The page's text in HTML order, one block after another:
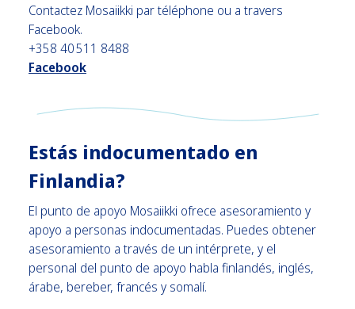
Contactez Mosaiikki par téléphone ou a travers
Facebook.
+358 40 511 8488
Facebook
Estás indocumentado en
Finlandia?
El punto de apoyo Mosaiikki ofrece asesoramiento y
apoyo a personas indocumentadas. Puedes obtener
asesoramiento a través de un intérprete, y el
personal del punto de apoyo habla finlandés, inglés,
árabe, bereber, francés y somalí.